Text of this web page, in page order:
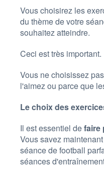
Vous choisirez les
du thème de votre
souhaitez atteindre.
Ceci est très important.
Vous ne choisissez
l'aimez ou parce que
Le choix des
Il est essentiel defaire
Vous savez
séance de football
séances